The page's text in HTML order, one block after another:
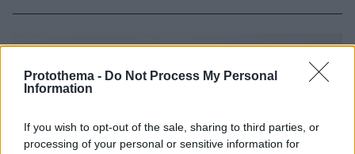
Protothema - Do Not Process My Personal
Information
If you wish to opt-out of the sale, sharing to third parties, or
processing of your personal or sensitive information for